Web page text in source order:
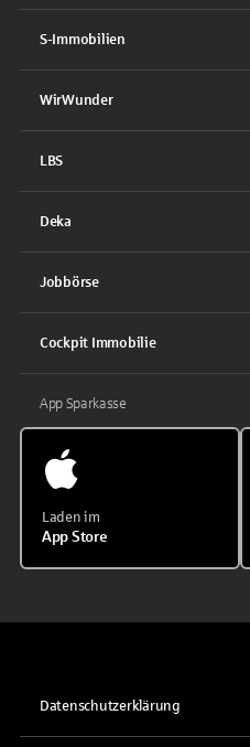
S-Immobilien
WirWunder
LBS
Deka
Jobbörse
Cockpit Immobilie
App Sparkasse
Laden im
App Store
Datenschutzerklärung